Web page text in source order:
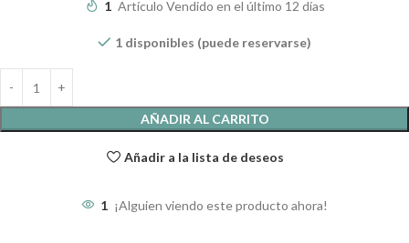
1 Artículo Vendido en el último 12 días
1 disponibles (puede reservarse)
AÑADIR AL CARRITO
Añadir a la lista de deseos
1 ¡Alguien viendo este producto ahora!